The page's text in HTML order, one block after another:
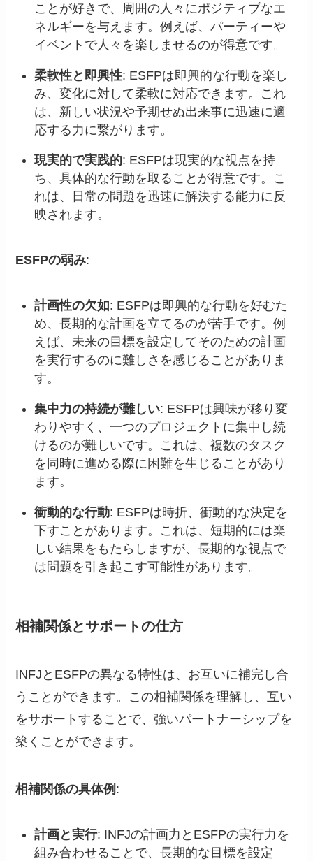
ことが好きで、周囲の人々にポジティブなエ
ネルギーを与えます。例えば、パーティーや
イベントで人々を楽しませるのが得意です。
柔軟性と即興性: ESFPは即興的な行動を楽し
み、変化に対して柔軟に対応できます。これ
は、新しい状況や予期せぬ出来事に迅速に適
応する力に繋がります。
現実的で実践的: ESFPは現実的な視点を持
ち、具体的な行動を取ることが得意です。こ
れは、日常の問題を迅速に解決する能力に反
映されます。
ESFPの弱み:
計画性の欠如: ESFPは即興的な行動を好むた
め、長期的な計画を立てるのが苦手です。例
えば、未来の目標を設定してそのための計画
を実行するのに難しさを感じることがありま
す。
集中力の持続が難しい: ESFPは興味が移り変
わりやすく、一つのプロジェクトに集中し続
けるのが難しいです。これは、複数のタスク
を同時に進める際に困難を生じることがあり
ます。
衝動的な行動: ESFPは時折、衝動的な決定を
下すことがあります。これは、短期的には楽
しい結果をもたらしますが、長期的な視点で
は問題を引き起こす可能性があります。
相補関係とサポートの仕方
INFJとESFPの異なる特性は、お互いに補完し合
うことができます。この相補関係を理解し、互い
をサポートすることで、強いパートナーシップを
築くことができます。
相補関係の具体例 :
計画と実行: INFJの計画力とESFPの実行力を
組み合わせることで、長期的な目標を設定